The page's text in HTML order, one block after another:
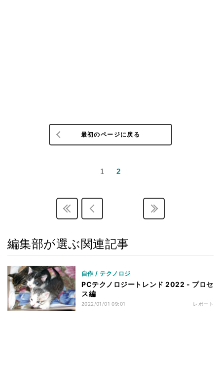
最初のページに戻る
1 2
編集部が選ぶ関連記事
自作 / テクノロジ
PCテクノロジートレンド 2022 - プロセ
ス編
2022/01/01 09:01 レポート